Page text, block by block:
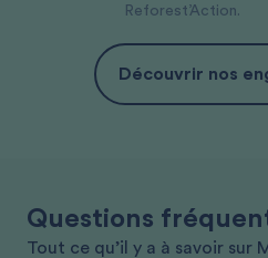
Reforest’Action.
Découvrir nos
Questions
Tout ce qu’il y a à savoir sur